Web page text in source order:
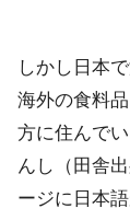
しかし日本
海外の食料
方に住んで
んし（田舎
ージに日本